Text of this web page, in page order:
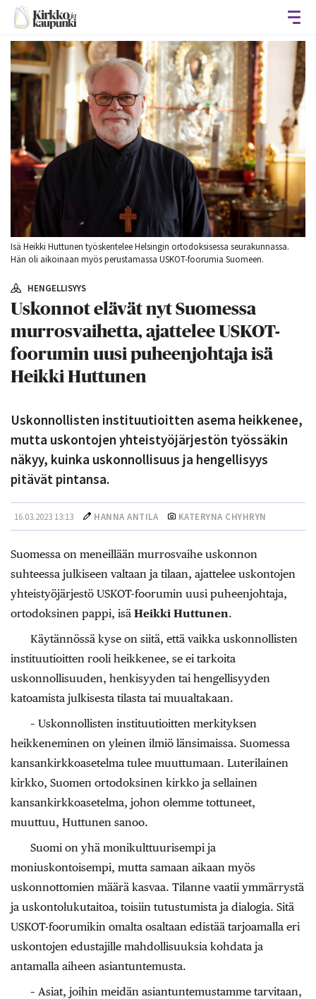
Isä Heikki Huttunen työskentelee Helsingin ortodoksisessa seurakunnassa.
Hän oli aikoinaan myös perustamassa USKOT-foorumia Suomeen.
HENGELLISYYS
Uskonnot elävät nyt Suomessa
murrosvaihetta, ajattelee USKOT-
foorumin uusi puheenjohtaja isä
Heikki Huttunen
Uskonnollisten instituutioitten asema heikkenee,
mutta uskontojen yhteistyöjärjestön työssäkin
näkyy, kuinka uskonnollisuus ja hengellisyys
pitävät pintansa.
16.03.2023 13:13 HANNA ANTILA KATERYNA CHYHRYN
Suomessa on meneillään murrosvaihe uskonnon
suhteessa julkiseen valtaan ja tilaan, ajattelee uskontojen
yhteistyöjärjestö USKOT-foorumin uusi puheenjohtaja,
ortodoksinen pappi, isä Heikki Huttunen.
Käytännössä kyse on siitä, että vaikka uskonnollisten
instituutioitten rooli heikkenee, se ei tarkoita
uskonnollisuuden, henkisyyden tai hengellisyyden
katoamista julkisesta tilasta tai muualtakaan.
– Uskonnollisten instituutioitten merkityksen
heikkeneminen on yleinen ilmiö länsimaissa. Suomessa
kansankirkkoasetelma tulee muuttumaan. Luterilainen
kirkko, Suomen ortodoksinen kirkko ja sellainen
kansankirkkoasetelma, johon olemme tottuneet,
muuttuu, Huttunen sanoo.
Suomi on yhä monikulttuurisempi ja
moniuskontoisempi, mutta samaan aikaan myös
uskonnottomien määrä kasvaa. Tilanne vaatii ymmärrystä
ja uskontolukutaitoa, toisiin tutustumista ja dialogia. Sitä
USKOT-foorumikin omalta osaltaan edistää tarjoamalla eri
uskontojen edustajille mahdollisuuksia kohdata ja
antamalla aiheen asiantuntemusta.
– Asiat, joihin meidän asiantuntemustamme tarvitaan,